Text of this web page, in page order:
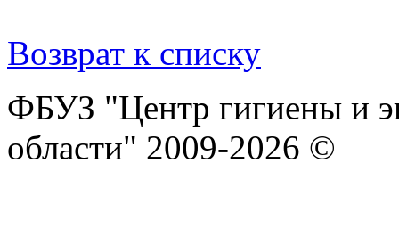
Возврат к списку
ФБУЗ "Центр гигиены и
области" 2009-2026 ©